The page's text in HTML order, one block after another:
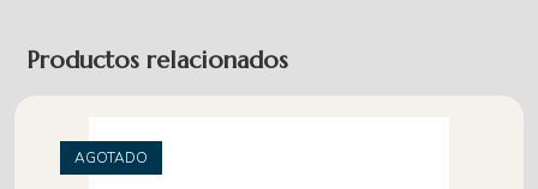
Productos relacionados
AGOTADO